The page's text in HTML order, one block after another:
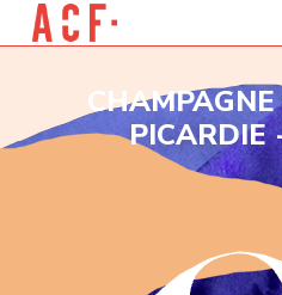
PICARDIE